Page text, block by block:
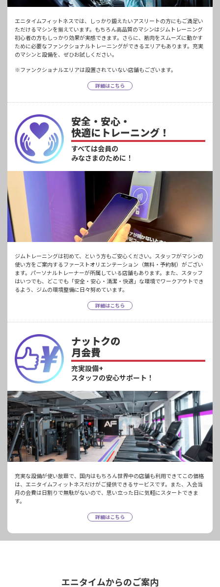
エニタイムフィットネスでは、しっかり鍛えたいアスリートの方にもご満足い
ただけるマシンを揃えています。もちろん高品質のマシンはジムトレーニング
初心者の方もしっかり効果が実感できます。さらに、筋肉をスムーズに動かす
ために必要なファンクショナルトレーニングができるエリアもあります。充実
のマシンと設備を、ぜひお試しください。
※ファンクショナルエリアは設置されていない店舗もございます。
詳細はこちら
安全・安心・
快適にトレーニング！
すべては会員の
みなさまのために！
ジムトレーニングは初めて、という方もご安心ください。スタッフがマシンの
使い方をご案内するファーストオリエンテーション（無料・予約制）がござい
ます。パーソナルトレーナーが所属している店舗もあります。また、スタッフ
はいつでも、どこでも「安全・安心・清潔・快適」な環境でワークアウトでき
るよう、ジムの環境整備に日々努めています。
詳細はこちら
ナットクの
月会費
充実設備+
スタッフの安心サポート！
充実な設備が使い放題で、国内はもちろん世界中の店舗も利用できてこの価格
は、エニタイムフィットネスだけがご提供できるサービスです。また、入会当
月の会費は日割りで無駄がないので、思い立った日に気軽にスタートできま
す。
詳細はこちら
エニタイムからのご案内